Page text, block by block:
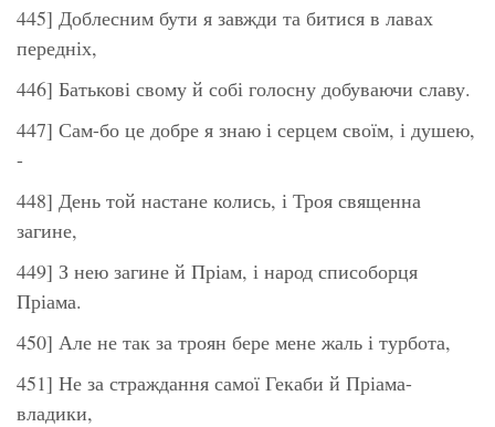
445] Доблесним бути я завжди та битися в лавах
передніх,
446] Батькові свому й собі голосну добуваючи славу.
447] Сам-бо це добре я знаю і серцем своїм, і душею,
-
448] День той настане колись, і Троя священна
загине,
449] З нею загине й Пріам, і народ списоборця
Пріама.
450] Але не так за троян бере мене жаль і турбота,
451] Не за страждання самої Гекаби й Пріама-
владики,